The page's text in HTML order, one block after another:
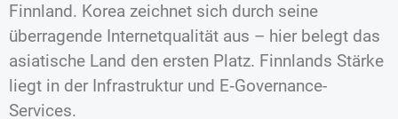
Finnland. Korea zeichnet sich durch seine
überragende Internetqualität aus – hier belegt das
asiatische Land den ersten Platz. Finnlands Stärke
liegt in der Infrastruktur und E‑Governance-
Services.